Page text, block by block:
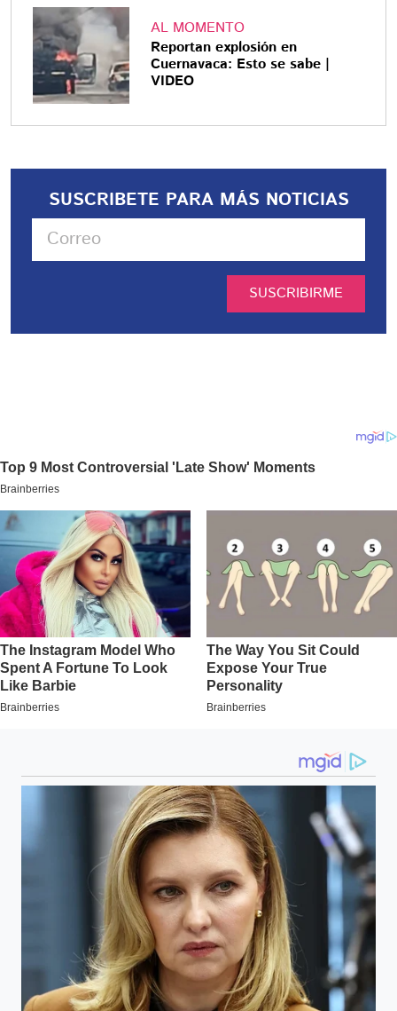
AL MOMENTO
Reportan explosión en
Cuernavaca: Esto se sabe |
VIDEO
SUSCRIBETE PARA MÁS NOTICIAS
SUSCRIBIRME